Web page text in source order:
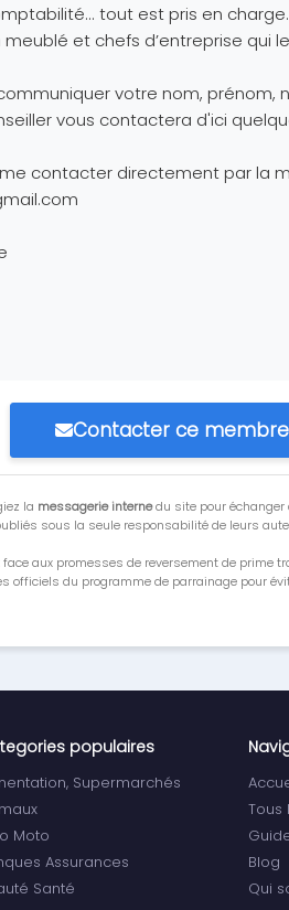
tout est pris en
meublé et chefs d’entreprise qui
votre nom, prénom,
vous contactera d'ici
contacter directement par la
Contacter ce membre
la messagerie internedu site pour échanger
sous la seule responsabilité de leurs
aux promesses de reversement de prime
officiels du programme de parrainage pour
populaires
Supermarchés
Moto
Assurances
Santé
Tous
Blog
Qui